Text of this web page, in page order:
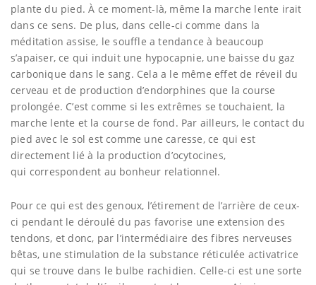
plante du pied. À ce moment-là, même la marche lente irait
dans ce sens. De plus, dans celle-ci comme dans la
méditation assise, le souffle a tendance à beaucoup
s’apaiser, ce qui induit une hypocapnie, une baisse du gaz
carbonique dans le sang. Cela a le même effet de réveil du
cerveau et de production d’endorphines que la course
prolongée. C’est comme si les extrêmes se touchaient, la
marche lente et la course de fond. Par ailleurs, le contact du
pied avec le sol est comme une caresse, ce qui est
directement lié à la production d’ocytocines,
qui correspondent au bonheur relationnel.
Pour ce qui est des genoux, l’étirement de l’arrière de ceux-
ci pendant le déroulé du pas favorise une extension des
tendons, et donc, par l’intermédiaire des fibres nerveuses
bêtas, une stimulation de la substance réticulée activatrice
qui se trouve dans le bulbe rachidien. Celle-ci est une sorte